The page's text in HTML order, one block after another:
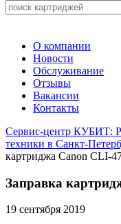
О компании
Новости
Обслуживание
Отзывы
Вакансии
Контакты
Сервис-центр КУБИТ:
техники в Санкт-
картриджа Canon CLI-
Заправка
19 сентября 2019